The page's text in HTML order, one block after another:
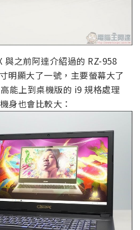
與之前阿達介紹過的 RZ-958
明顯大了一號，主要螢幕大了
能上到桌機版的 i9 規格處理
身也會比較大：